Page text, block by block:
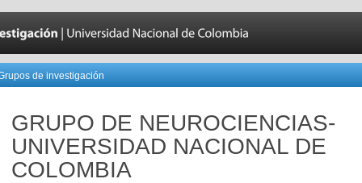
de investigación
GRUPO DE NEUROCIENCIAS-
UNIVERSIDAD NACIONAL DE
COLOMBIA